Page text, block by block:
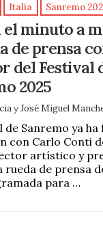
Italia Sanremo
el minuto a
de prensa
del Festival
2025
yJosé Miguel
de Sanremo ya
con Carlo Conti
artístico y
rueda de prensa
para …